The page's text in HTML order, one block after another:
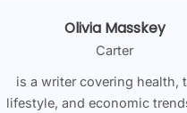
Olivia Masskey
Carter
is a writer covering health,
lifestyle, and economic